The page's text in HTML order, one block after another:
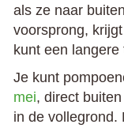
als ze naar
voorsprong,
kunt een
Je kunt
mei, direct
in de vollegrond.